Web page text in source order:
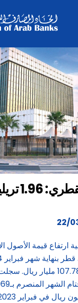
قيمة الأصول
% سنوياً بما يعادل 107.78